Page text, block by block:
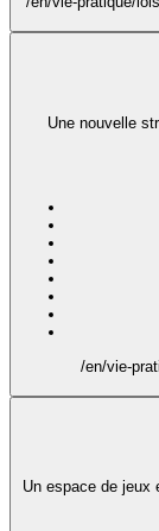
Une nouvelle
/en/vie-
Un espace de jeux